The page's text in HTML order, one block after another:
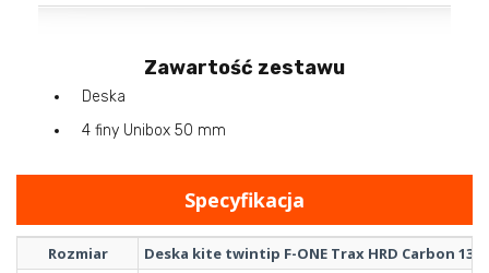
Zawartość zestawu
Deska
4 finy Unibox 50 mm
Specyfikacja
Rozmiar
Deska kite twintip F-ONE Trax HRD Carbon 135